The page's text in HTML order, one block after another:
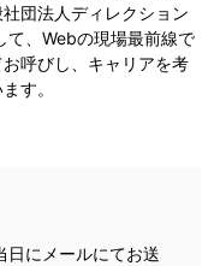
団法人ディレクション
て、Webの現場最前線で
呼びし、キャリアを考
す。
日にメールにてお送